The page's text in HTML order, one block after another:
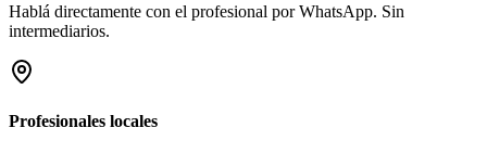
Hablá directamente con el profesional por WhatsApp. Sin
intermediarios.
Profesionales locales